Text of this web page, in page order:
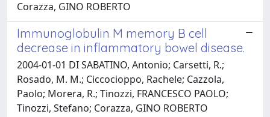
Corazza, GINO ROBERTO
Immunoglobulin M memory B cell
decrease in inflammatory bowel disease.
2004-01-01 DI SABATINO, Antonio; Carsetti, R.;
Rosado, M. M.; Ciccocioppo, Rachele; Cazzola,
Paolo; Morera, R.; Tinozzi, FRANCESCO PAOLO;
Tinozzi, Stefano; Corazza, GINO ROBERTO